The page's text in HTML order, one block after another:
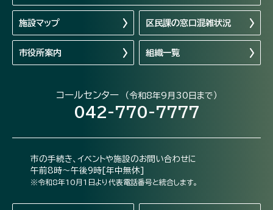
施設マップ 区民課の窓口混雑状況
市役所案内 組織一覧
コールセンター （令和8年9月30日まで）
042-770-7777
市の手続き、イベントや施設のお問い合わせに
午前8時～午後9時[年中無休]
※令和8年10月1日より代表電話番号と統合します。